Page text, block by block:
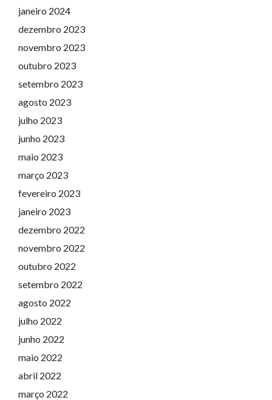
janeiro 2024
dezembro 2023
novembro 2023
outubro 2023
setembro 2023
agosto 2023
julho 2023
junho 2023
maio 2023
março 2023
fevereiro 2023
janeiro 2023
dezembro 2022
novembro 2022
outubro 2022
setembro 2022
agosto 2022
julho 2022
junho 2022
maio 2022
abril 2022
março 2022